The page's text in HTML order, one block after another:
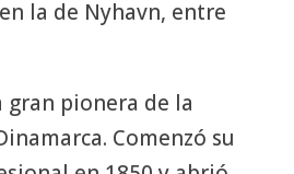
la de Nyhavn, entre
pionera de la
Comenzó su